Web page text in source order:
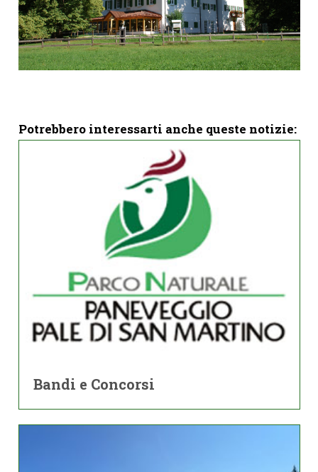
Potrebbero interessarti anche queste notizie:
Bandi e Concorsi